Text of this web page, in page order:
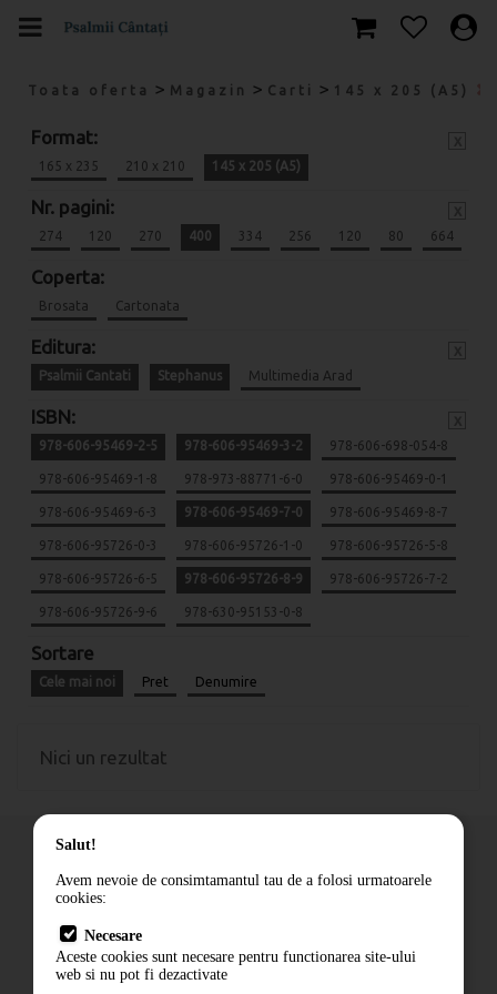
Toata oferta > Magazin > Carti > 145 x 205 (A5)
Format:
165 x 235 210 x 210 145 x 205 (A5)
Nr. pagini:
274 120 270 400 334 256 120 80 664
Coperta:
Brosata Cartonata
Editura:
Psalmii Cantati Stephanus Multimedia Arad
ISBN:
978-606-95469-2-5 978-606-95469-3-2 978-606-698-054-8
978-606-95469-1-8 978-973-88771-6-0 978-606-95469-0-1
978-606-95469-6-3 978-606-95469-7-0 978-606-95469-8-7
978-606-95726-0-3 978-606-95726-1-0 978-606-95726-5-8
978-606-95726-6-5 978-606-95726-8-9 978-606-95726-7-2
978-606-95726-9-6 978-630-95153-0-8
Sortare
Cele mai noi Pret Denumire
Nici un rezultat
Cum comand
Livrare
Contact
Salut!
Avem nevoie de consimtamantul tau de a folosi urmatoarele
cookies:
Necesare
Aceste cookies sunt necesare pentru functionarea site-ului
web si nu pot fi dezactivate